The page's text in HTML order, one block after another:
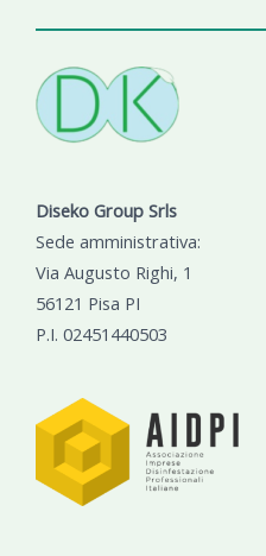
Diseko Group Srls
Sede amministrativa:
Via Augusto Righi, 1
56121 Pisa PI
P.I. 02451440503